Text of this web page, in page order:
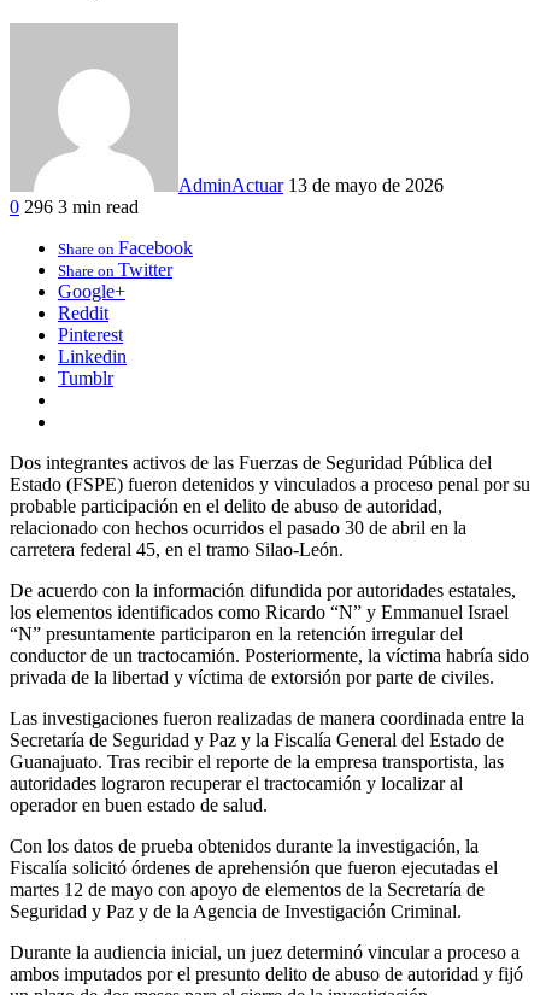
AdminActuar 13 de mayo de 2026
0 296 3 min read
Share on Facebook
Share on Twitter
Google+
Reddit
Pinterest
Linkedin
Tumblr
Dos integrantes activos de las Fuerzas de Seguridad Pública del
Estado (FSPE) fueron detenidos y vinculados a proceso penal por su
probable participación en el delito de abuso de autoridad,
relacionado con hechos ocurridos el pasado 30 de abril en la
carretera federal 45, en el tramo Silao-León.
De acuerdo con la información difundida por autoridades estatales,
los elementos identificados como Ricardo “N” y Emmanuel Israel
“N” presuntamente participaron en la retención irregular del
conductor de un tractocamión. Posteriormente, la víctima habría sido
privada de la libertad y víctima de extorsión por parte de civiles.
Las investigaciones fueron realizadas de manera coordinada entre la
Secretaría de Seguridad y Paz y la Fiscalía General del Estado de
Guanajuato. Tras recibir el reporte de la empresa transportista, las
autoridades lograron recuperar el tractocamión y localizar al
operador en buen estado de salud.
Con los datos de prueba obtenidos durante la investigación, la
Fiscalía solicitó órdenes de aprehensión que fueron ejecutadas el
martes 12 de mayo con apoyo de elementos de la Secretaría de
Seguridad y Paz y de la Agencia de Investigación Criminal.
Durante la audiencia inicial, un juez determinó vincular a proceso a
ambos imputados por el presunto delito de abuso de autoridad y fijó